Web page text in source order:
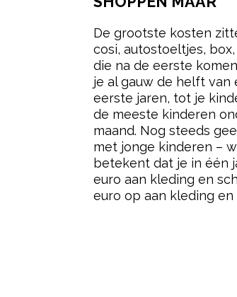
De grootste kosten
cosi, autostoeltjes,
die na de eerste
je al gauw de helft van
eerste jaren, tot je
de meeste kinderen
maand. Nog steeds
met jonge kinderen –
betekent dat je in één
euro aan kleding en
euro op aan kleding en